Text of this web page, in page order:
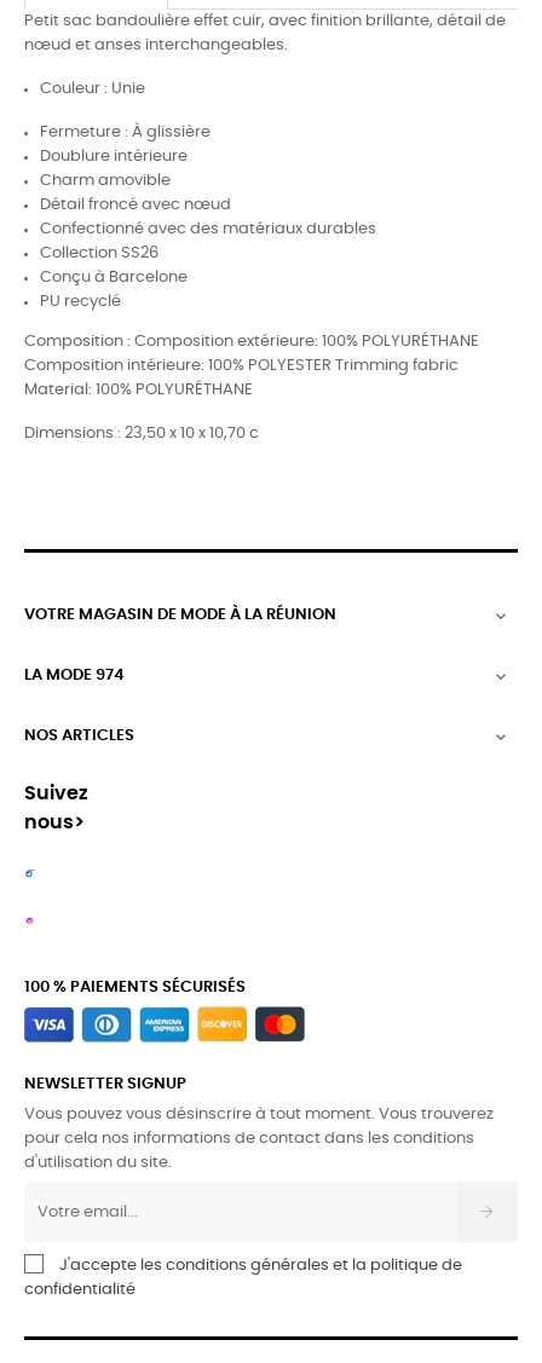
Petit sac bandoulière effet cuir, avec finition brillante, détail de
nœud et anses interchangeables.
Couleur : Unie
Fermeture : À glissière
Doublure intérieure
Charm amovible
Détail froncé avec nœud
Confectionné avec des matériaux durables
Collection SS26
Conçu à Barcel one
PU recyclé
Composition : Composition extérieure: 100% POLYURÉTHANE
Composition intérieure: 100% POLYESTER Trimming fabric
Material: 100% POLYURÉTHANE
Dimensions : 23,50 x 10 x 10,70 c
VOTRE MAGASIN DE MODE À LA RÉUNION 
LA MODE 974 
NOS ARTICLES 
Suivez
nous>
100 % PAIEMENTS SÉCURISÉS
NEWSLETTER SIGNUP
Vous pouvez vous désinscrire à tout moment. Vous trouverez
pour cela nos informations de contact dans les conditions
d'utilisation du site.
J'accepte les conditions générales et la politique de
confidentialité